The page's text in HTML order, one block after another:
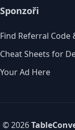
Sponzoři
Find Referral Code
Cheat Sheets for
Your Ad Here
© 2026